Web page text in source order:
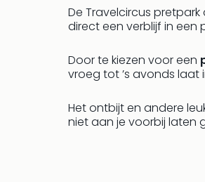
De Travelcircus
direct een verblijf in een
Door te kiezen voor een
vroeg tot ’s avonds laat
Het ontbijt en andere
niet aan je voorbij laten